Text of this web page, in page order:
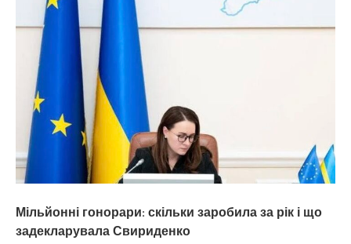
Мільйонні гонорари: скільки заробила за рік і що
задекларувала Свириденко